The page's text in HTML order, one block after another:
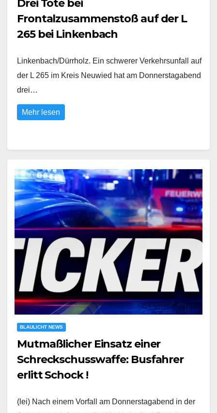
Drei Tote bei
Frontalzusammenstoß auf der L
265 bei Linkenbach
Linkenbach/Dürrholz. Ein schwerer Verkehrsunfall auf
der L 265 im Kreis Neuwied hat am Donnerstagabend
drei…
Mehr lesen
BLAULICHT NEWS
Mutmaßlicher Einsatz einer
Schreckschusswaffe: Busfahrer
erlitt Schock !
(lei) Nach einem Vorfall am Donnerstagabend in der